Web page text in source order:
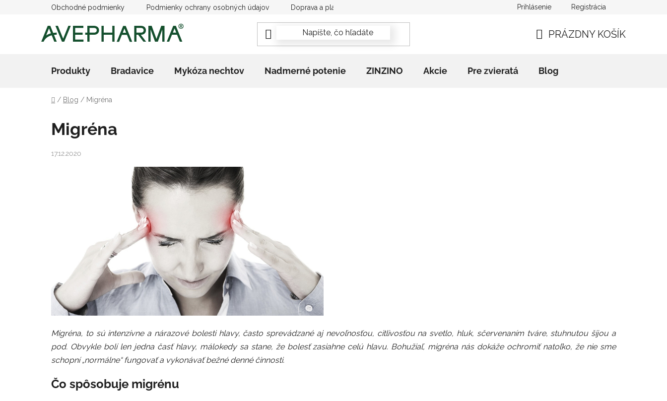
Obchodné podmienky Podmienky ochrany osobných údajov Doprava a platba Kontakty Blog Slovník pojmov
Prihlásenie Registrácia
KOŠÍK
PRÁZDNY KOŠÍK
Produkty Bradavice Mykóza nechtov Nadmerné potenie ZINZINO Akcie Pre zvieratá Blog
Domov
/ Blog / Migréna
Migréna
17.12.2020
Migréna, to sú intenzívne a nárazové bolesti hlavy, často sprevádzané aj nevoľnosťou, citlivosťou na svetlo, hluk, sčervenaním tváre, stuhnutou šijou a
pod. Obvykle bolí len jedna časť hlavy, málokedy sa stane, že bolesť zasiahne celú hlavu. Bohužiaľ, migréna nás dokáže ochromiť natoľko, že nie sme
schopní „normálne“ fungovať a vykonávať bežné denné činnosti.
Čo spôsobuje migrénu